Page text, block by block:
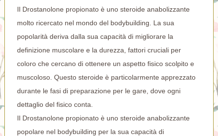
Il Drostanolone propionato è uno steroide anabolizzante
molto ricercato nel mondo del bodybuilding. La sua
popolarità deriva dalla sua capacità di migliorare la
definizione muscolare e la durezza, fattori cruciali per
coloro che cercano di ottenere un aspetto fisico scolpito e
muscoloso. Questo steroide è particolarmente apprezzato
durante le fasi di preparazione per le gare, dove ogni
dettaglio del fisico conta.
Il Drostanolone propionato è uno steroide anabolizzante
popolare nel bodybuilding per la sua capacità di